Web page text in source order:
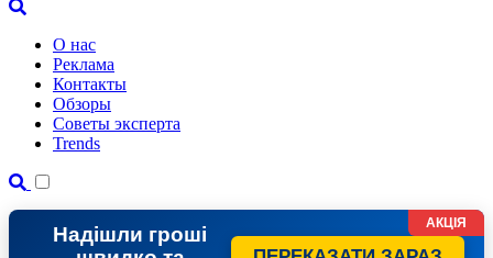
О нас
Реклама
Контакты
Обзоры
Советы эксперта
Trends
Надішли гроші
АКЦІЯ